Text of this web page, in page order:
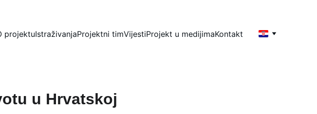
projektuIstraživanjaProjektni timVijestiProjekt u medijimaKontakt
u Hrvatskoj